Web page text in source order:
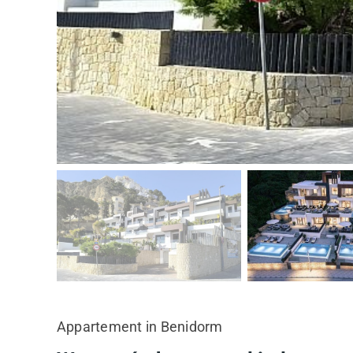
Appartement in Benidorm